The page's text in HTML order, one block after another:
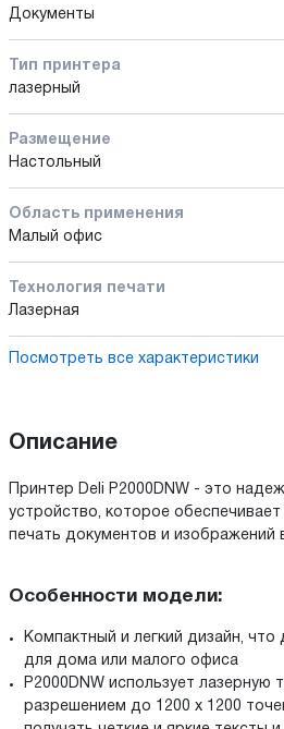
Документы
Тип принтера
лазерный
Размещение
Настольный
Область применения
Малый офис
Технология печати
Лазерная
Посмотреть все характеристики
Описание
Принтер Deli P2000DNW - это
устройство, которое
печать документов и
Особенности модели:
Компактный и легкий дизайн,
для дома или малого офиса
P2000DNW использует лазерную
разрешением до 1200 x 1200